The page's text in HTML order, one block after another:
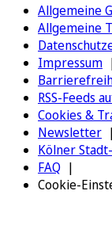
Allgemeine
Allgemeine
Impressum
RSS-Feeds
Cookies &
Newsletter
Kölner
FAQ
Cookie-